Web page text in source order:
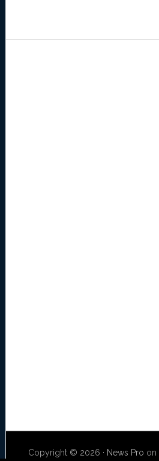
Copyright © 2026 · News Pro on